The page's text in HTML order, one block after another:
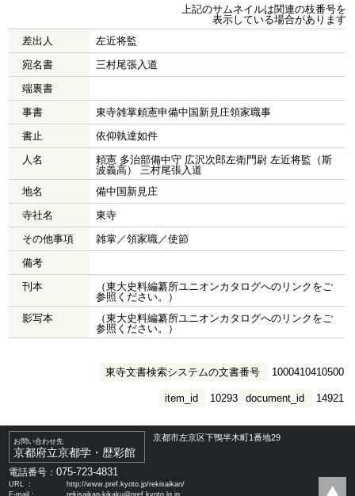
上記のサムネイルは関連の枝番号を
表示している場合があります
差出人
左近将監
宛名書
三村尾張入道
端裏書
事書
東寺雑掌頼憲申備中国新見庄領家職事
書止
依仰執達如件
人名
頼憲 多治部備中守 広沢次郎左衛門尉 左近将監（斯
波義高） 三村尾張入道
地名
備中国新見庄
寺社名
東寺
その他事項
雑掌／領家職／使節
備考
刊本
（東大史料編纂所ユニオンカタログへのリンクをご
参照ください。）
影写本
（東大史料編纂所ユニオンカタログへのリンクをご
参照ください。）
東寺文書検索システムの文書番号 1000410410500
document_id 14921
item_id 10293
お問い合わせ先
京都府立京都学・歴彩館
京都市左京区下鴨半木町1番地29
電話番号：075-723-4831
URL ：
http://www.pref.kyoto.jp/rekisaikan/
E-mail：
rekisaikan-kikaku@pref.kyoto.lg.jp